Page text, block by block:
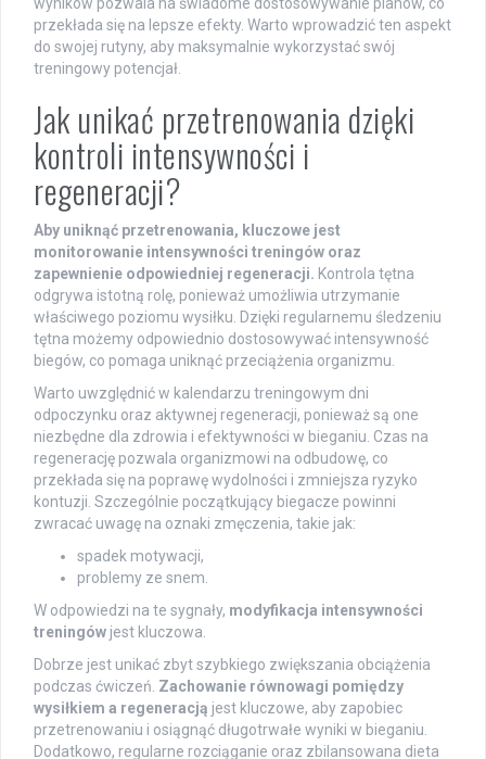
przekłada się na lepsze efekty. Warto wprowadzić ten aspekt
do swojej rutyny, aby maksymalnie wykorzystać swój
treningowy potencjał.
Jak unikać przetrenowania dzięki
kontroli intensywności i
regeneracji?
Aby uniknąć przetrenowania, kluczowe jest
monitorowanie intensywności treningów oraz
zapewnienie odpowiedniej regeneracji. Kontrola tętna
odgrywa istotną rolę, ponieważ umożliwia utrzymanie
właściwego poziomu wysiłku. Dzięki regularnemu śledzeniu
tętna możemy odpowiednio dostosowywać intensywność
biegów, co pomaga uniknąć przeciążenia organizmu.
Warto uwzględnić w kalendarzu treningowym dni
odpoczynku oraz aktywnej regeneracji, ponieważ są one
niezbędne dla zdrowia i efektywności w bieganiu. Czas na
regenerację pozwala organizmowi na odbudowę, co
przekłada się na poprawę wydolności i zmniejsza ryzyko
kontuzji. Szczególnie początkujący biegacze powinni
zwracać uwagę na oznaki zmęczenia, takie jak:
spadek motywacji,
problemy ze snem.
W odpowiedzi na te sygnały, modyfikacja intensywności
treningów jest kluczowa.
Dobrze jest unikać zbyt szybkiego zwiększania obciążenia
podczas ćwiczeń. Zachowanie równowagi pomiędzy
wysiłkiem a regeneracją jest kluczowe, aby zapobiec
przetrenowaniu i osiągnąć długotrwałe wyniki w bieganiu.
Dodatkowo, regularne rozciąganie oraz zbilansowana dieta